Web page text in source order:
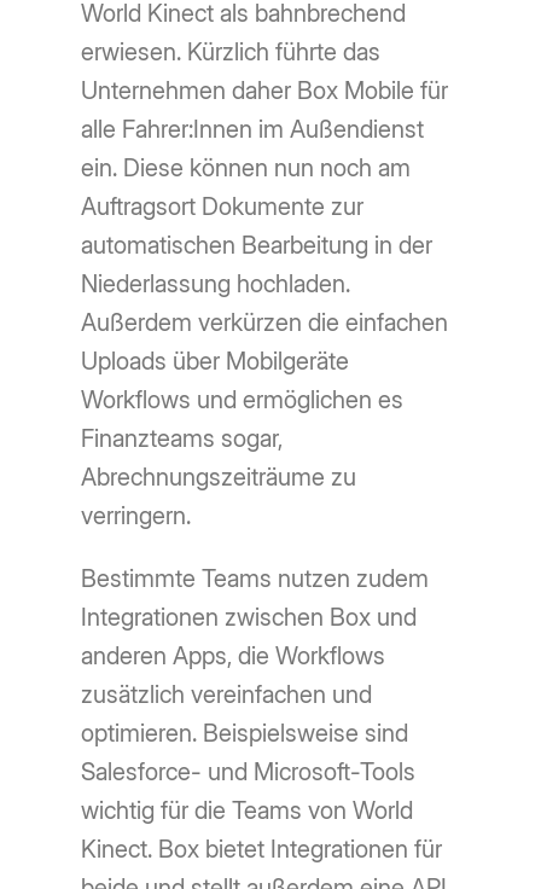
World Kinect als bahnbrechend
erwiesen. Kürzlich führte das
Unternehmen daher Box Mobile für
alle Fahrer:Innen im Außendienst
ein. Diese können nun noch am
Auftragsort Dokumente zur
automatischen Bearbeitung in der
Niederlassung hochladen.
Außerdem verkürzen die einfachen
Uploads über Mobilgeräte
Workflows und ermöglichen es
Finanzteams sogar,
Abrechnungszeiträume zu
verringern.
Bestimmte Teams nutzen zudem
Integrationen zwischen Box und
anderen Apps, die Workflows
zusätzlich vereinfachen und
optimieren. Beispielsweise sind
Salesforce- und Microsoft-Tools
wichtig für die Teams von World
Kinect. Box bietet Integrationen für